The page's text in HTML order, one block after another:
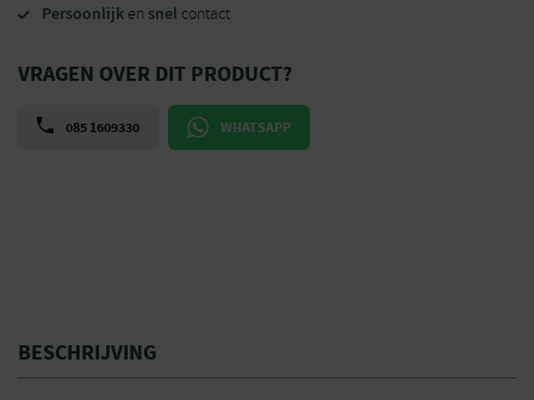
Persoonlijk en snel contact
VRAGEN OVER DIT PRODUCT?
085 1609330 WHATSAPP
BESCHRIJVING